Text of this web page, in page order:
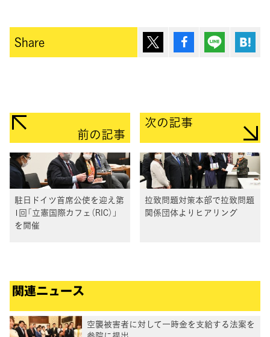
Share ポスト シェア Lineで送
前の記事
駐日ドイツ首席公使を迎え第
1回「立憲国際カフェ（RIC）」
を開催
次の記事
拉致問題対策本部で拉致問題
関係団体よりヒアリング
関連ニュース
空襲被害者に対して一時金を支給する法案を